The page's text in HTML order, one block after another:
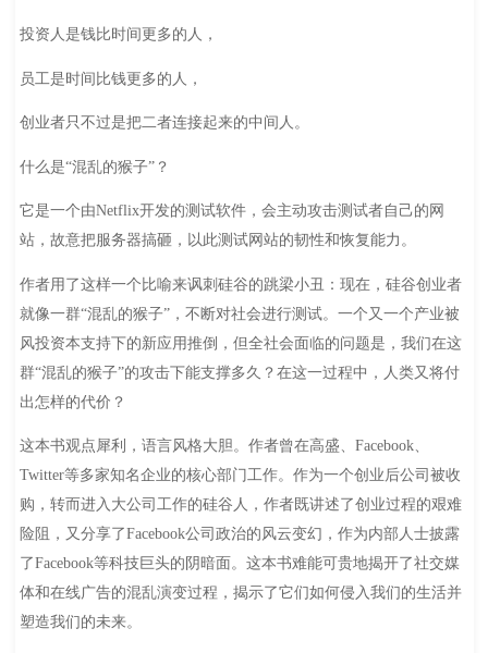
投资人是钱比时间更多的人，
员工是时间比钱更多的人，
创业者只不过是把二者连接起来的中间人。
什么是“混乱的猴子”？
它是一个由Netflix开发的测试软件，会主动攻击测试者自己的网
站，故意把服务器搞砸，以此测试网站的韧性和恢复能力。
作者用了这样一个比喻来讽刺硅谷的跳梁小丑：现在，硅谷创业者
就像一群“混乱的猴子”，不断对社会进行测试。一个又一个产业被
风投资本支持下的新应用推倒，但全社会面临的问题是，我们在这
群“混乱的猴子”的攻击下能支撑多久？在这一过程中，人类又将付
出怎样的代价？
这本书观点犀利，语言风格大胆。作者曾在高盛、Facebook、
Twitter等多家知名企业的核心部门工作。作为一个创业后公司被收
购，转而进入大公司工作的硅谷人，作者既讲述了创业过程的艰难
险阻，又分享了Facebook公司政治的风云变幻，作为内部人士披露
了Facebook等科技巨头的阴暗面。这本书难能可贵地揭开了社交媒
体和在线广告的混乱演变过程，揭示了它们如何侵入我们的生活并
塑造我们的未来。